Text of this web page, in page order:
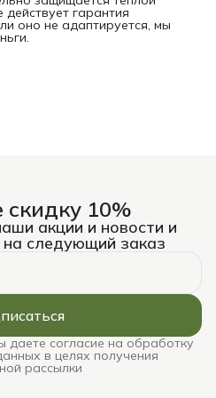
гарантия
оно не адаптируется, мы
скидку 10%
акции и новости и
на следующий заказ
даете согласие на обработку
в целях получения
рассылки